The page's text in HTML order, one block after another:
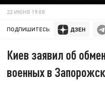
22 ИЮНЯ 19:08
ПОДПИШИТЕСЬ:
Киев заявил об
военных в